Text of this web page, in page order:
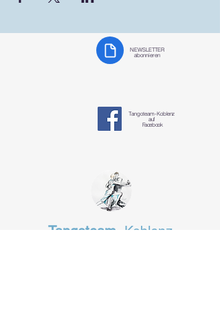
NEWSLETTER
abonnieren
Tangoteam-Koblenz
auf
Facebook
Tangoteam Koblenz